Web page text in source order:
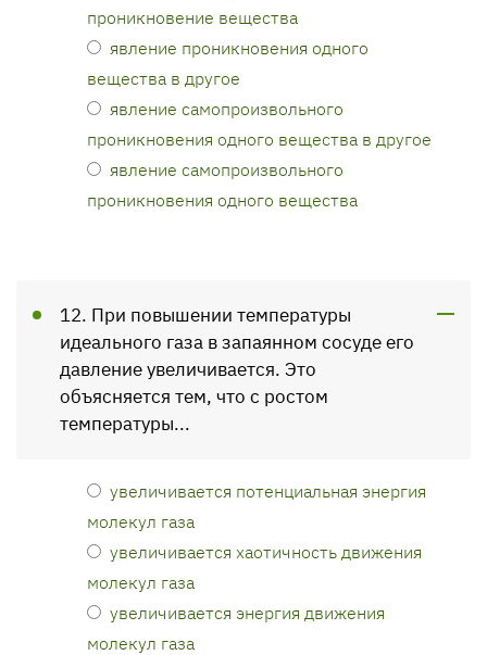
проникновение вещества
явление проникновения одного
вещества в другое
явление самопроизвольного
проникновения одного вещества в другое
явление самопроизвольного
проникновения одного вещества
12. При повышении температуры
идеального газа в запаянном сосуде его
давление увеличивается. Это
объясняется тем, что с ростом
температуры...
увеличивается потенциальная энергия
молекул газа
увеличивается хаотичность движения
молекул газа
увеличивается энергия движения
молекул газа